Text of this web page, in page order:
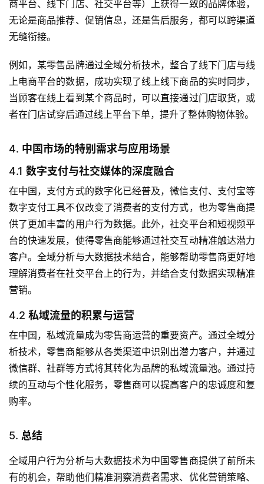
商平台、线下门店、社交平台等）上获得一致的品牌体验，
无论是商品推荐、促销信息，还是售后服务，都可以跨渠道
无缝衔接。
例如，某零售品牌通过全域分析技术，整合了线下门店与线
上电商平台的数据，成功实现了线上线下商品的实时同步，
当顾客在线上看到某个商品时，可以直接通过门店取货，或
者在门店试穿后通过线上平台下单，提升了整体购物体验。
4. 中国市场的特别需求与应用场景
4.1 数字支付与社交媒体的深度融合
在中国，支付方式的数字化已经普及，微信支付、支付宝等
数字支付工具不仅改变了消费者的支付方式，也为零售商提
供了更加丰富的用户行为数据。此外，社交平台和短视频平
台的快速发展，使得零售商能够通过社交互动精准触达潜力
客户。全域分析与大数据技术结合，能够帮助零售商更好地
理解消费者在社交平台上的行为，并结合支付数据实现精准
营销。
4.2 私域流量的积累与运营
在中国，私域流量成为零售商运营的重要资产。通过全域分
析技术，零售商能够从各类渠道中识别出潜力客户，并通过
微信群、社群等方式将其转化为品牌的私域流量池。通过持
续的互动与个性化服务，零售商可以提高客户的忠诚度和复
购率。
5. 总结
全域用户行为分析与大数据技术为中国零售商提供了前所未
有的机会，帮助他们精准洞察消费者需求、优化营销策略、